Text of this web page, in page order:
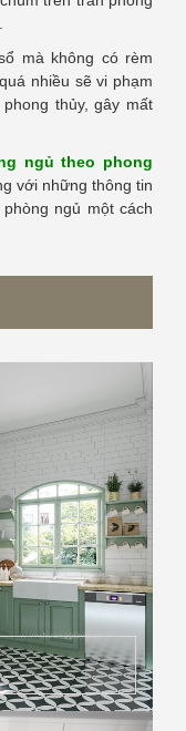
mà không có rèm
nhiều sẽ vi phạm
thủy, gây mất
ngủ theo phong
với những thông tin
ngủ một cách